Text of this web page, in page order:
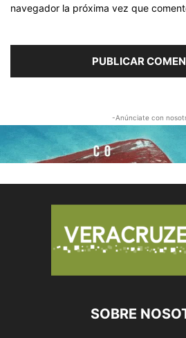
navegador la próxima vez que
-Anúnciate con
SOBRE